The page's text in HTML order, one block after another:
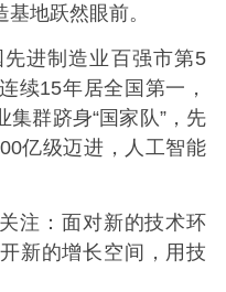
地跃然眼前。
进制造业百强市第5
续15年居全国第一，
群跻身“国家队”，先
亿级迈进，人工智能
注：面对新的技术环
新的增长空间，用技